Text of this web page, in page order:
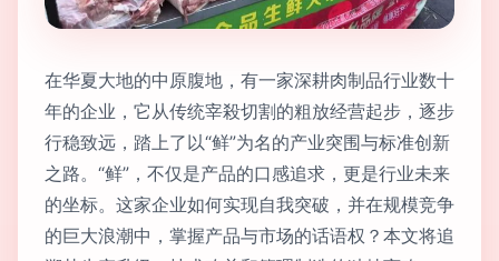
在华夏大地的中原腹地，有一家深耕肉制品行业数十
年的企业，它从传统宰殺切割的粗放经营起步，逐步
行稳致远，踏上了以“鲜”为名的产业突围与标准创新
之路。“鲜”，不仅是产品的口感追求，更是行业未来
的坐标。这家企业如何实现自我突破，并在规模竞争
的巨大浪潮中，掌握产品与市场的话语权？本文将追